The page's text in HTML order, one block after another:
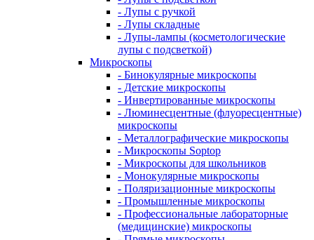
- Лупы с ручкой
- Лупы складные
- Лупы-лампы (косметологические
лупы с подсветкой)
Микроскопы
- Бинокулярные микроскопы
- Детские микроскопы
- Инвертированные микроскопы
- Люминесцентные (флуоресцентные)
микроскопы
- Металлографические микроскопы
- Микроскопы Soptop
- Микроскопы для школьников
- Монокулярные микроскопы
- Поляризационные микроскопы
- Промышленные микроскопы
- Профессиональные лабораторные
(медицинские) микроскопы